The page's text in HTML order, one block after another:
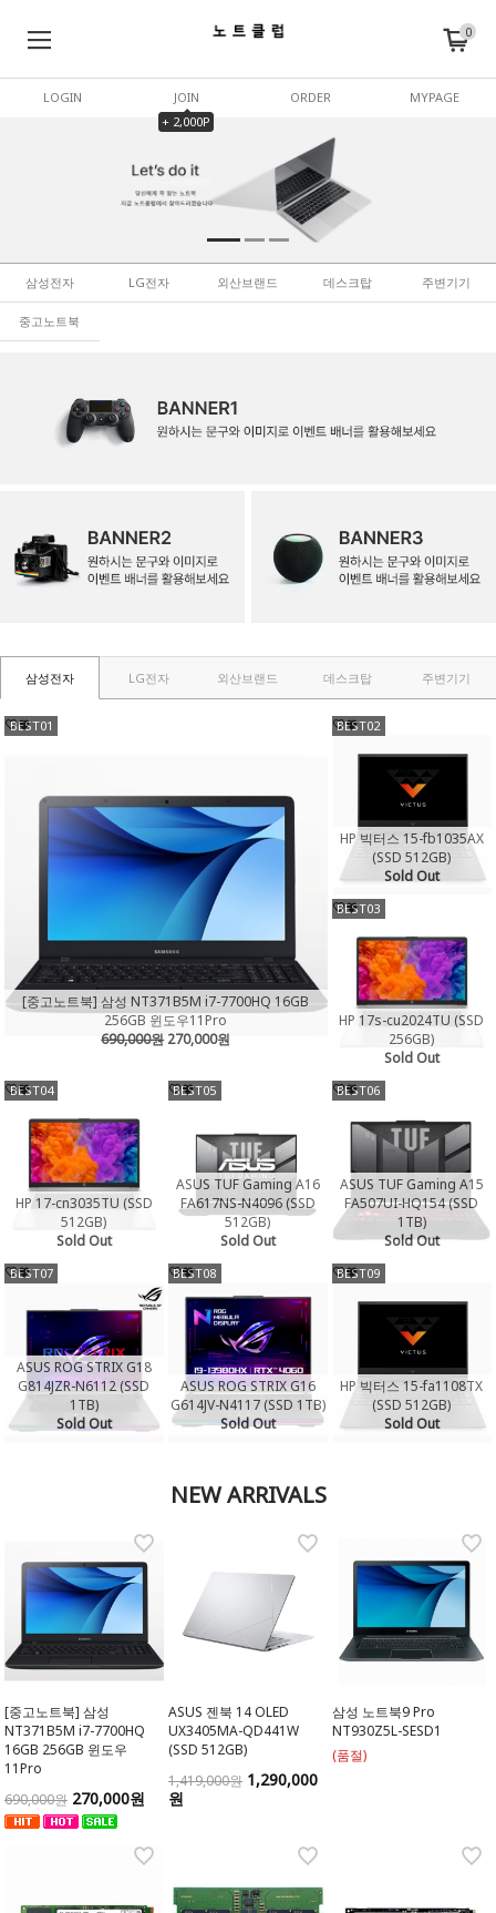
0
LOGIN
JOIN
+ 2,000P
ORDER MYPAGE
삼성전자 LG전자 외산브랜드 데스크탑 주변기기
중고노트북
삼성전자 LG전자 외산브랜드 데스크탑 주변기기
BEST01
[중고노트북] 삼성 NT371B5M i7-7700HQ 16GB
256GB 윈도우11Pro
690,000원 270,000원
BEST02
HP 빅터스 15-fb1035AX
(SSD 512GB)
Sold Out
BEST03
HP 17s-cu2024TU (SSD
256GB)
Sold Out
BEST04
HP 17-cn3035TU (SSD
512GB)
Sold Out
BEST05
ASUS TUF Gaming A16
FA617NS-N4096 (SSD
512GB)
Sold Out
BEST06
ASUS TUF Gaming A15
FA507UI-HQ154 (SSD
1TB)
Sold Out
BEST07
ASUS ROG STRIX G18
G814JZR-N6112 (SSD
1TB)
Sold Out
BEST08
ASUS ROG STRIX G16
G614JV-N4117 (SSD 1TB)
Sold Out
BEST09
HP 빅터스 15-fa1108TX
(SSD 512GB)
Sold Out
NEW ARRIVALS
[중고노트북] 삼성
NT371B5M i7-7700HQ
16GB 256GB 윈도우
11Pro
690,000원 270,000원
ASUS 젠북 14 OLED
UX3405MA-QD441W
(SSD 512GB)
1,419,000원 1,290,000
원
삼성 노트북9 Pro
NT930Z5L-SESD1
(품절)